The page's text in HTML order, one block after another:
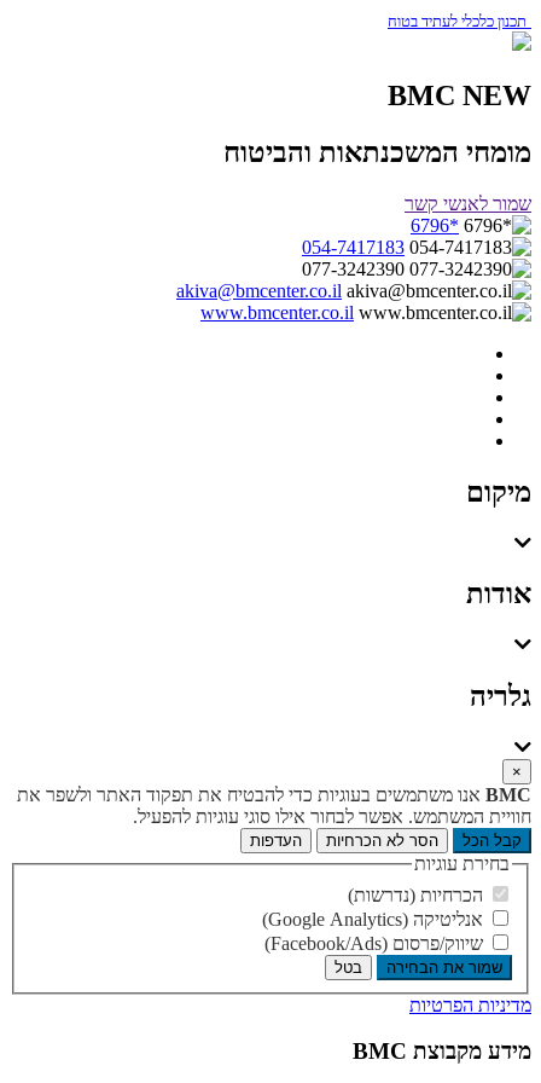
תכנון כלכלי לעתיד בטוח
BMC NEW
מומחי המשכנתאות והביטוח
שמור לאנשי קשר
*6796
054-7417183
077-3242390
akiva@bmcenter.co.il
www.bmcenter.co.il
מיקום
אודות
גלריה
×
BMC אנו משתמשים בעוגיות כדי להבטיח את תפקוד האתר ולשפר את
חוויית המשתמש. אפשר לבחור אילו סוגי עוגיות להפעיל.
קבל הכל הסר לא הכרחיות העדפות
בחירת עוגיות
הכרחיות (נדרשות)
אנליטיקה (Google Analytics)
שיווק/פרסום (Facebook/Ads)
שמור את הבחירה בטל
מדיניות הפרטיות
מידע מקבוצת BMC